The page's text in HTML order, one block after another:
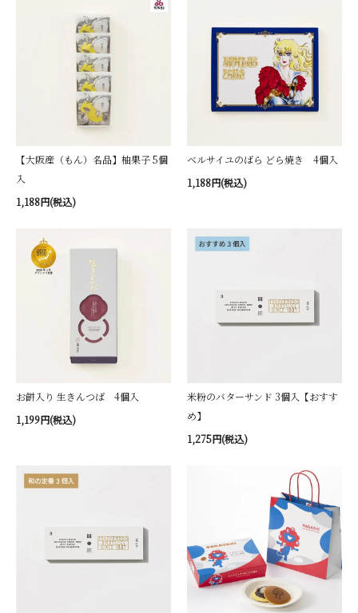
【大阪産（もん）名品】柚果子 5個
入
1,188円(税込)
ベルサイユのばら どら焼き 4個入
1,188円(税込)
お餅入り 生きんつば 4個入
1,199円(税込)
米粉のバターサンド 3個入【おすす
め】
1,275円(税込)